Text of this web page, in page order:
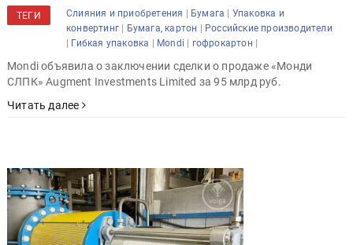
ТЕГИ Слияния и приобретения | Бумага | Упаковка и
конвертинг | Бумага, картон | Российские производители
| Гибкая упаковка | Mondi | гофрокартон |
Mondi объявила о заключении сделки о продаже «Монди
СЛПК» Augment Investments Limited за 95 млрд руб.
Читать далее